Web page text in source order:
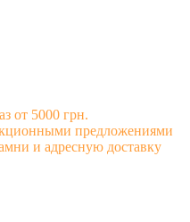
от 5000 грн.
предложениями
и адресную доставку